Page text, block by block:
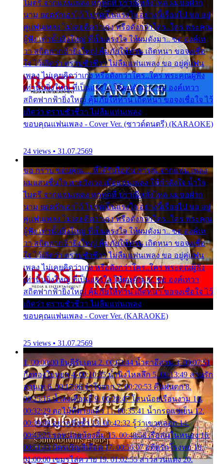
ไมตรี จากแฟนเพลง ทุกทุกที่ ปราณีหลั่งไหล ผมขอฝาก
นาม ยอดรักเอาไว้ โปรดเป็นแรงใจ อย่างนี้เรื่อยไป ขอ อยู่
คู่แฟนเพลง ไม่เคยคิดว่าเก่ง หรือดังกว่าใคร..ใคร พระคุณ
ผู้ฟัง เท่านั้นยิ่งใหญ่ ที่เป็นแรงใจ ให้ผมดังมา.. ขอ องค์เท
วา สถิตฟากฟ้ายิ่งใหญ่ คุ้มภัยให้ท่าน เถิดหนา ขอจงเชื่อ
ใจ ไว้เถิดว่า ตราบชั่วชีวา ไม่ลืมแฟนเพลง ขอ อยู่คู่แฟน
เพลง ไม่เคยคิดว่าเก่ง หรือดังกว่าใคร..ใคร พระคุณผู้ฟัง
เท่านั้นยิ่งใหญ่ ที่เป็นแรงใจ ให้ผมดังมา.. ขอ องค์เทวา
สถิตฟากฟ้ายิ่งใหญ่ คุ้มภัยให้ท่าน เถิดหนา ขอจงเชื่อใจ ไว้
เถิดว่า ตราบชั่วชีวา ไม่ลืมแฟนเพลง
ขอบคุณแฟนเพลง - Cover Ver. (ซาวด์ดนตรี) (KARAOKE)
24 views • 31.07.2569
ขอ กราบ ขอบคุณ.... ที่ได้รับไออุ่น การุณ จากแฟน เพลง
ผมแสนชื่นใจ หายวังเวง เมื่อแฟนเพลง ให้กำลังใจ น้ำใจ
ไมตรี จากแฟนเพลง ทุกทุกที่ ปราณีหลั่งไหล ผมขอฝาก
นาม ยอดรักเอาไว้ โปรดเป็นแรงใจ อย่างนี้เรื่อยไป ขอ อยู่
คู่แฟนเพลง ไม่เคยคิดว่าเก่ง หรือดังกว่าใคร..ใคร พระคุณ
ผู้ฟัง เท่านั้นยิ่งใหญ่ ที่เป็นแรงใจ ให้ผมดังมา.. ขอ องค์เท
วา สถิตฟากฟ้ายิ่งใหญ่ คุ้มภัยให้ท่าน เถิดหนา ขอจงเชื่อ
ใจ ไว้เถิดว่า ตราบชั่วชีวา ไม่ลืมแฟนเพลง ขอ อยู่คู่แฟน
เพลง ไม่เคยคิดว่าเก่ง หรือดังกว่าใคร..ใคร พระคุณผู้ฟัง
เท่านั้นยิ่งใหญ่ ที่เป็นแรงใจ ให้ผมดังมา.. ขอ องค์เทวา
สถิตฟากฟ้ายิ่งใหญ่ คุ้มภัยให้ท่าน เถิดหนา ขอจงเชื่อใจ ไว้
เถิดว่า ตราบชั่วชีวา ไม่ลืมแฟนเพลง
ขอบคุณแฟนเพลง - Cover Ver. (KARAOKE)
25 views • 31.07.2569
1. 00:00:00 ยินดีรับเดน 2. 00:03:44 น้ำตาอีสาน 3. 00:07:51
กิ่งทองใบหยก 4. 00:10:35 น้ำนิ่งไหลลึก 5. 00:13:49 ลานรัก
ลานเท 6. 00:17:06 จำใจจาก 7. 00:20:53 คืนฝนตก 8.
00:25:16 น้ำลงเดือนยี่ 9. 00:28:47 โสนน้อยเรือนงาม 10.
00:32:29 ตอไม้ที่ตายแล้ว 11. 00:35:41 น้ำกรดแช่เย็น 12.
00:39:08 อยากฟังซ้ำ 13. 00:42:32 รู้ว่าเขาหลอก 14.
00:45:25 รอหน่อยน้องติ๋ม 15. 00:48:56 เรือล่มในหนอง 16.
00:51:43 บัตรเชิญสีเลือด 17. 00:56:07 อดีตรักโรงทอ 18.
01:00:00 เขมรไล่ควาย 19. 01:02:55 สาวสวนแตง 20.